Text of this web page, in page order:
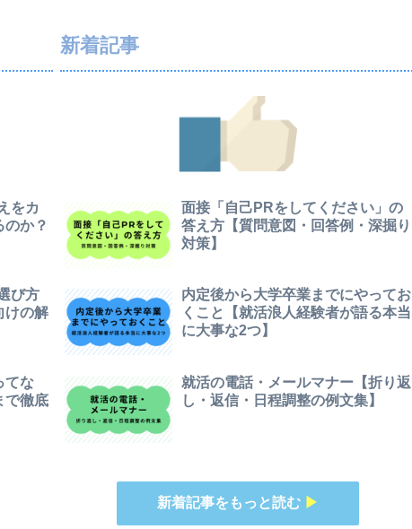
をカ
のか？
び方
けの解
てな
で徹底
新着記事
面接「自己PRをしてください」の
答え方【質問意図・回答例・深掘り
対策】
内定後から大学卒業までにやってお
くこと【就活浪人経験者が語る本当
に大事な2つ】
就活の電話・メールマナー【折り返
し・返信・日程調整の例文集】
新着記事をもっと読む ▶